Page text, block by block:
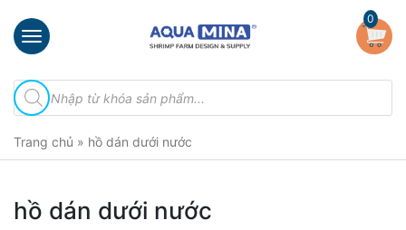
×
chủ
thiệu
phẩm
0
Tìm
kiếm
sản
Trang chủ » hồ dán dưới nước
hồ dán dưới nước